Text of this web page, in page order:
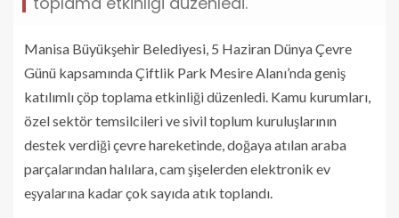
Manisa Büyükşehir Belediyesi, 5 Haziran Dünya Çevre
Günü kapsamında Çiftlik Park Mesire Alanı’nda geniş
katılımlı çöp toplama etkinliği düzenledi. Kamu kurumları,
özel sektör temsilcileri ve sivil toplum kuruluşlarının
destek verdiği çevre hareketinde, doğaya atılan araba
parçalarından halılara, cam şişelerden elektronik ev
eşyalarına kadar çok sayıda atık toplandı.